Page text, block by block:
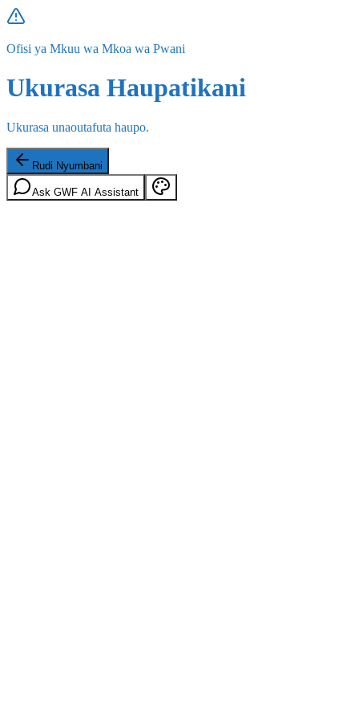
Ofisi ya Mkuu wa Mkoa wa Pwani
Ukurasa Haupatikani
Ukurasa unaoutafuta haupo.
Rudi Nyumbani
Ask GWF AI Assistant